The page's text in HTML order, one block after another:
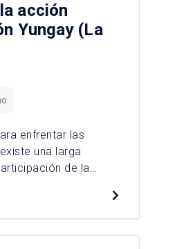
acción
Yungay (La
enfrentar las
una larga
de la